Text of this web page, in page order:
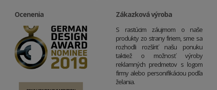
Ocenenia Zákazková výroba
S rastúcim záujmom o naše
produkty zo strany firiem, sme sa
rozhodli rozšíriť našu ponuku
taktiež o možnosť výroby
reklamných predmetov s logom
firmy alebo personifikáciou podľa
želania.